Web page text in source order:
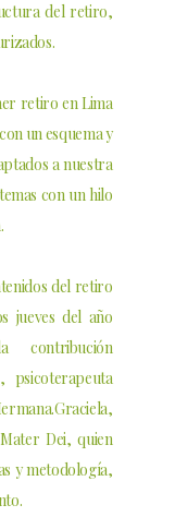
del retiro,
retiro en Lima
un esquema y
a nuestra
con un hilo
del retiro
jueves del año
contribución
psicoterapeuta
Dei, quien
y metodología,